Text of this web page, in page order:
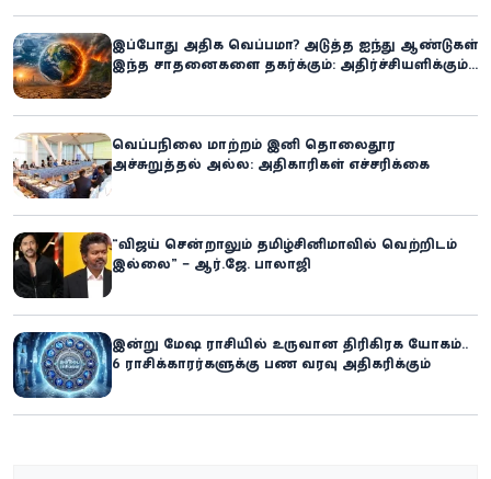
இப்போது அதிக வெப்பமா? அடுத்த ஐந்து ஆண்டுகள்
இந்த சாதனைகளை தகர்க்கும்: அதிர்ச்சியளிக்கும்
வெப்பநிலை மாற்றம் இனி தொலைதூர
அச்சுறுத்தல் அல்ல: அதிகாரிகள் எச்சரிக்கை
“விஜய் சென்றாலும் தமிழ்சினிமாவில் வெற்றிடம்
இல்லை” – ஆர்.ஜே. பாலாஜி
இன்று மேஷ ராசியில் உருவான திரிகிரக யோகம்..
6 ராசிக்காரர்களுக்கு பண வரவு அதிகரிக்கும்